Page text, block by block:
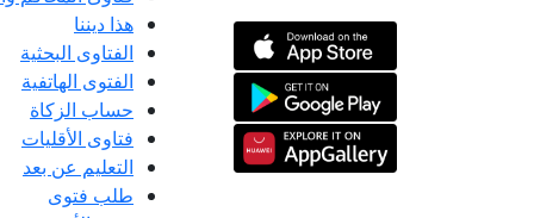
هذا ديننا
الفتاوى البحثية
الفتوى الهاتفية
حساب الزكاة
فتاوى الأقليات
التعليم عن بعد
طلب فتوى